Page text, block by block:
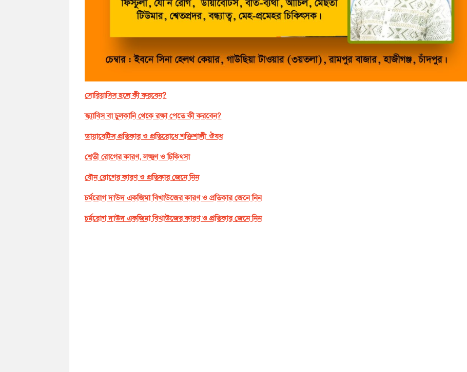
সোরিয়াসিস হলে কী করবেন?
স্ক্যাবিস বা চুলকানি থেকে রক্ষা পেতে কী করবেন?
ডায়াবেটিস প্রতিকার ও প্রতিরোধে শক্তিশালী ঔষধ
শ্বেতী রোগের কারণ, লক্ষ্মণ ও চিকিৎসা
যৌন রোগের কারণ ও প্রতিকার জেনে নিন
চর্মরোগ দাউদ একজিমা বিখাউজের কারণ ও প্রতিকার জেনে নিন
চর্মরোগ দাউদ একজিমা বিখাউজের কারণ ও প্রতিকার জেনে নিন